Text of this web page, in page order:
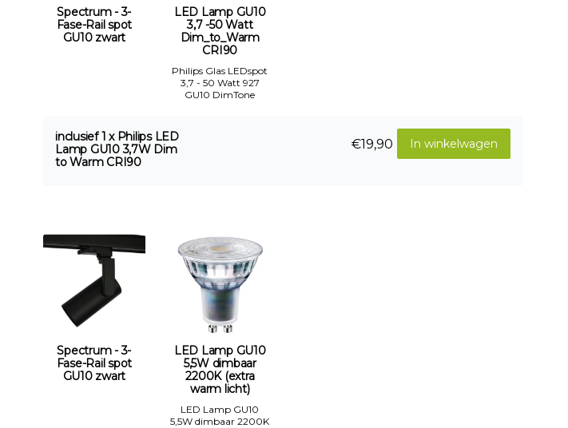
Spectrum - 3-
Fase-Rail spot
GU10 zwart
LED Lamp GU10
3,7 -50 Watt
Dim_to_Warm
CRI90
Philips Glas LEDspot
3,7 - 50 Watt 927
GU10 DimTone
inclusief 1 x Philips LED
Lamp GU10 3,7W Dim
to Warm CRI90
In winkelwagen
€19,90
Spectrum - 3-
Fase-Rail spot
GU10 zwart
LED Lamp GU10
5,5W dimbaar
2200K (extra
warm licht)
LED Lamp GU10
5,5W dimbaar 2200K